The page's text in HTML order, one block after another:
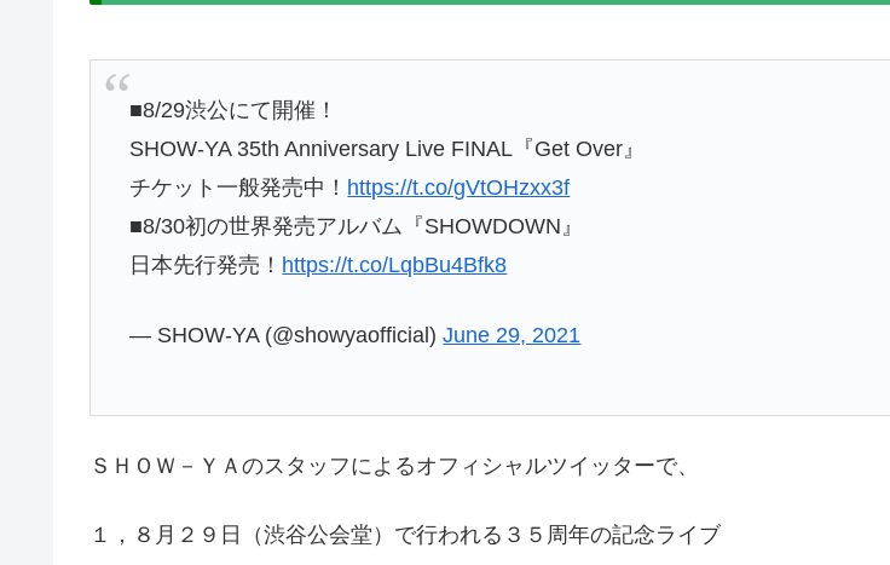
■8/29渋公にて開催！
SHOW-YA 35th Anniversary Live FINAL『Get Over』
チケット一般発売中！ https://t.co/gVtOHzxx3f
■8/30初の世界発売アルバム『SHOWDOWN』
日本先行発売！ https://t.co/LqbBu4Bfk8
— SHOW-YA (@showyaofficial)June 29, 2021
ＳＨＯＷ－ＹＡのスタッフによるオフィシャルツイッターで、
１，８月２９日（渋谷公会堂）で行われる３５周年の記念ライブ